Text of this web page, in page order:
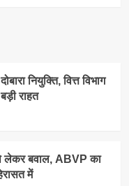
नियुक्ति, वित्त विभाग
राहत
लेकर बवाल, ABVP का
में